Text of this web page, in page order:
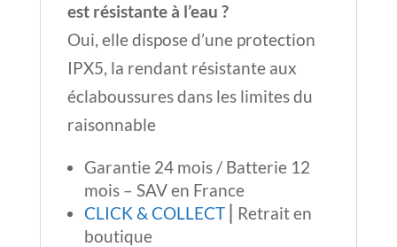
est résistante à l’eau ?
Oui, elle dispose d’une protection
IPX5, la rendant résistante aux
éclaboussures dans les limites du
raisonnable
Garantie 24 mois / Batterie 12
mois – SAV en France
CLICK & COLLECT⎢Retrait en
boutique